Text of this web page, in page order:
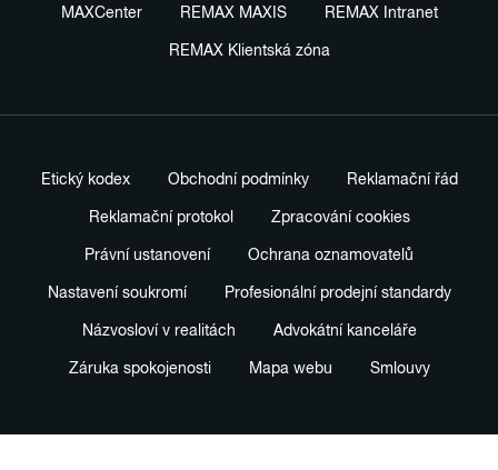
MAXCenter REMAX MAXIS REMAX Intranet
REMAX Klientská zóna
Etický kodex Obchodní podmínky Reklamační řád
Reklamační protokol Zpracování cookies
Právní ustanovení Ochrana oznamovatelů
Nastavení soukromí Profesionální prodejní standardy
Názvosloví v realitách Advokátní kanceláře
Záruka spokojenosti Mapa webu Smlouvy